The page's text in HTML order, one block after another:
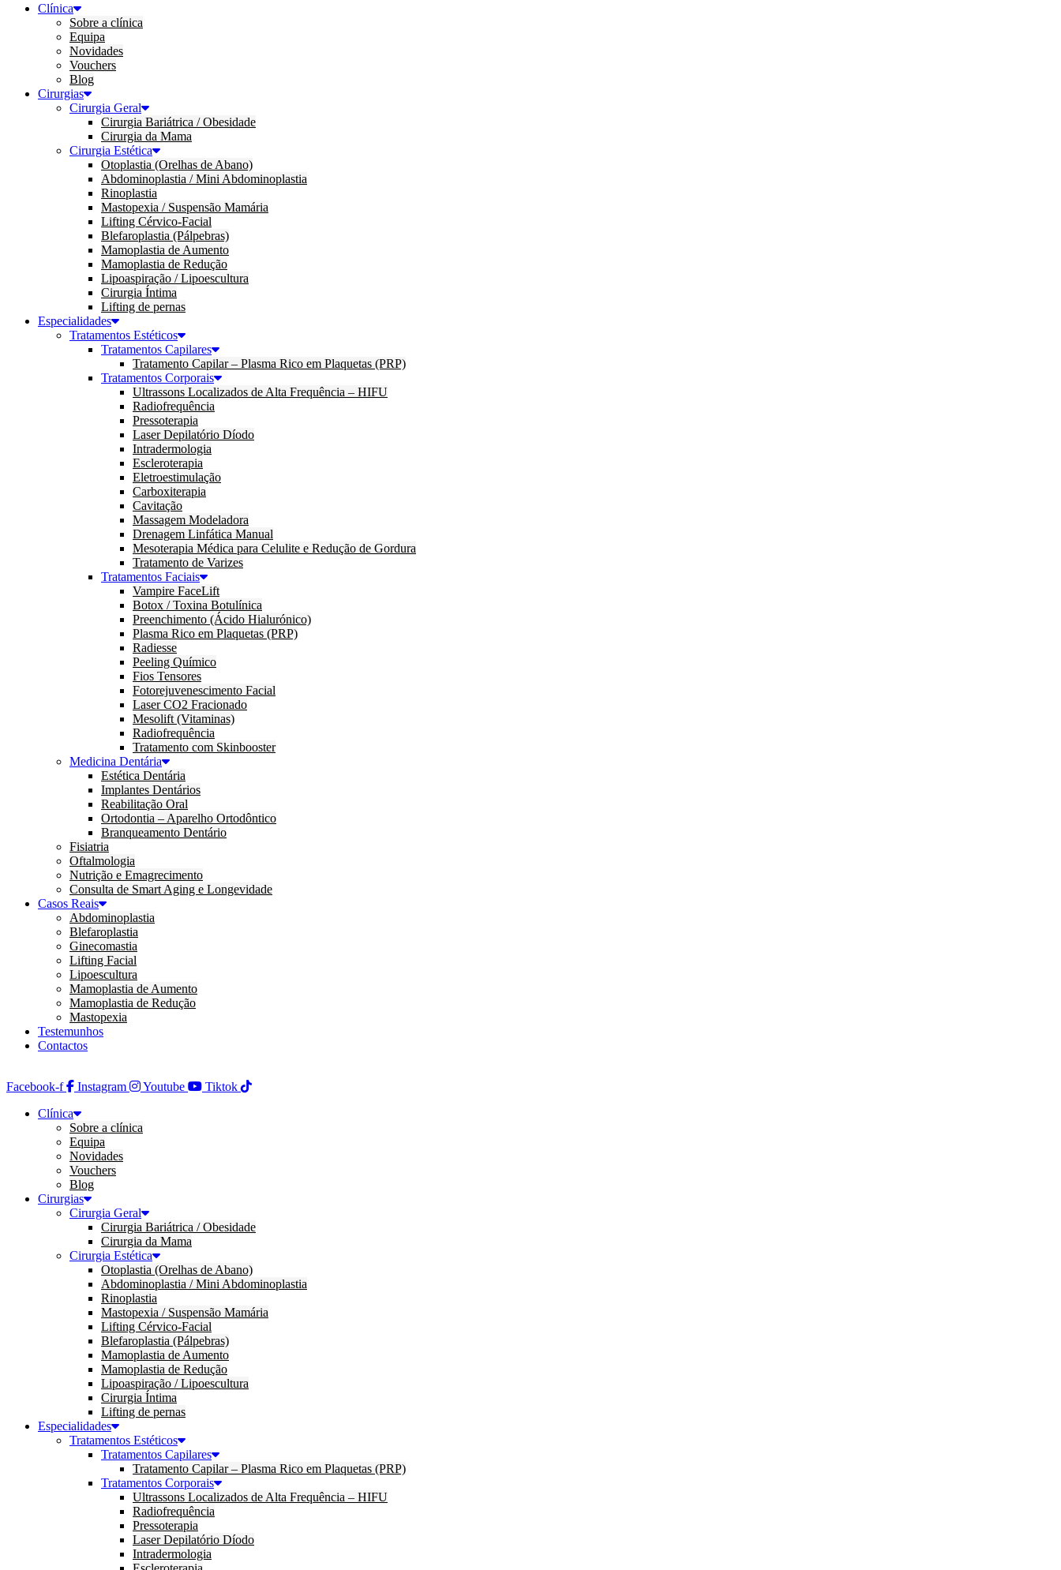
Clínica
Sobre a clínica
Equipa
Novidades
Vouchers
Blog
Cirurgias
Cirurgia Geral
Cirurgia Bariátrica / Obesidade
Cirurgia da Mama
Cirurgia Estética
Otoplastia (Orelhas de Abano)
Abdominoplastia / Mini Abdominoplastia
Rinoplastia
Mastopexia / Suspensão Mamária
Lifting Cérvico-Facial
Blefaroplastia (Pálpebras)
Mamoplastia de Aumento
Mamoplastia de Redução
Lipoaspiração / Lipoescultura
Cirurgia Íntima
Lifting de pernas
Especialidades
Tratamentos Estéticos
Tratamentos Capilares
Tratamento Capilar – Plasma Rico em Plaquetas (PRP)
Tratamentos Corporais
Ultrassons Localizados de Alta Frequência – HIFU
Radiofrequência
Pressoterapia
Laser Depilatório Díodo
Intradermologia
Escleroterapia
Eletroestimulação
Carboxiterapia
Cavitação
Massagem Modeladora
Drenagem Linfática Manual
Mesoterapia Médica para Celulite e Redução de Gordura
Tratamento de Varizes
Tratamentos Faciais
Vampire FaceLift
Botox / Toxina Botulínica
Preenchimento (Ácido Hialurónico)
Plasma Rico em Plaquetas (PRP)
Radiesse
Peeling Químico
Fios Tensores
Fotorejuvenescimento Facial
Laser CO2 Fracionado
Mesolift (Vitaminas)
Radiofrequência
Tratamento com Skinbooster
Medicina Dentária
Estética Dentária
Implantes Dentários
Reabilitação Oral
Ortodontia – Aparelho Ortodôntico
Branqueamento Dentário
Fisiatria
Oftalmologia
Nutrição e Emagrecimento
Consulta de Smart Aging e Longevidade
Casos Reais
Abdominoplastia
Blefaroplastia
Ginecomastia
Lifting Facial
Lipoescultura
Mamoplastia de Aumento
Mamoplastia de Redução
Mastopexia
Testemunhos
Contactos
Facebook-f Instagram Youtube
Tiktok
Clínica
Sobre a clínica
Equipa
Novidades
Vouchers
Blog
Cirurgias
Cirurgia Geral
Cirurgia Bariátrica / Obesidade
Cirurgia da Mama
Cirurgia Estética
Otoplastia (Orelhas de Abano)
Abdominoplastia / Mini Abdominoplastia
Rinoplastia
Mastopexia / Suspensão Mamária
Lifting Cérvico-Facial
Blefaroplastia (Pálpebras)
Mamoplastia de Aumento
Mamoplastia de Redução
Lipoaspiração / Lipoescultura
Cirurgia Íntima
Lifting de pernas
Especialidades
Tratamentos Estéticos
Tratamentos Capilares
Tratamento Capilar – Plasma Rico em Plaquetas (PRP)
Tratamentos Corporais
Ultrassons Localizados de Alta Frequência – HIFU
Radiofrequência
Pressoterapia
Laser Depilatório Díodo
Intradermologia